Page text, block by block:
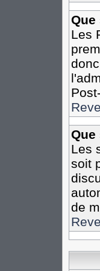
Que
Les
Les
soit
de